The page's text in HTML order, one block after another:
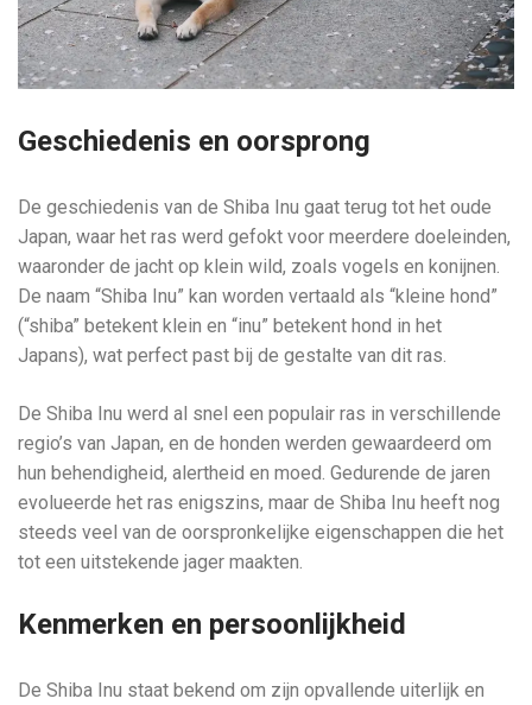
Geschiedenis en oorsprong
De geschiedenis van de Shiba Inu gaat terug tot het oude
Japan, waar het ras werd gefokt voor meerdere doeleinden,
waaronder de jacht op klein wild, zoals vogels en konijnen.
De naam “Shiba Inu” kan worden vertaald als “kleine hond”
(“shiba” betekent klein en “inu” betekent hond in het
Japans), wat perfect past bij de gestalte van dit ras.
De Shiba Inu werd al snel een populair ras in verschillende
regio’s van Japan, en de honden werden gewaardeerd om
hun behendigheid, alertheid en moed. Gedurende de jaren
evolueerde het ras enigszins, maar de Shiba Inu heeft nog
steeds veel van de oorspronkelijke eigenschappen die het
tot een uitstekende jager maakten.
Kenmerken en persoonlijkheid
De Shiba Inu staat bekend om zijn opvallende uiterlijk en